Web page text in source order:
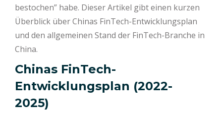
bestochen” habe. Dieser Artikel gibt einen kurzen
Überblick über Chinas FinTech-Entwicklungsplan
und den allgemeinen Stand der FinTech-Branche in
China.
Chinas FinTech-
Entwicklungsplan (2022-
2025)